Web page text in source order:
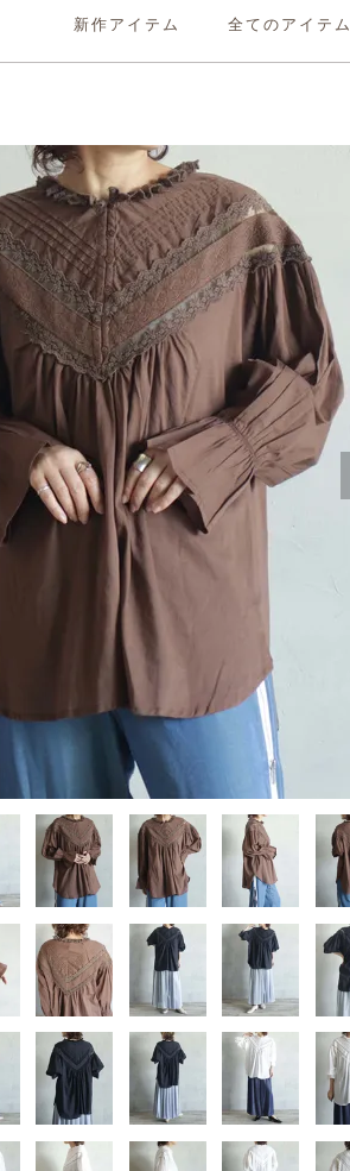
新作アイテム 全てのアイテム
[BITTOKO] レース&ピンタックプルオーバー